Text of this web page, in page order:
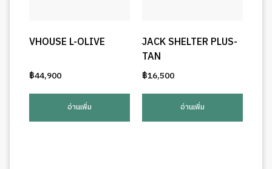
VHOUSE L-OLIVE
฿44,900
อ่านเพิ่ม
JACK SHELTER PLUS-
TAN
฿16,500
อ่านเพิ่ม